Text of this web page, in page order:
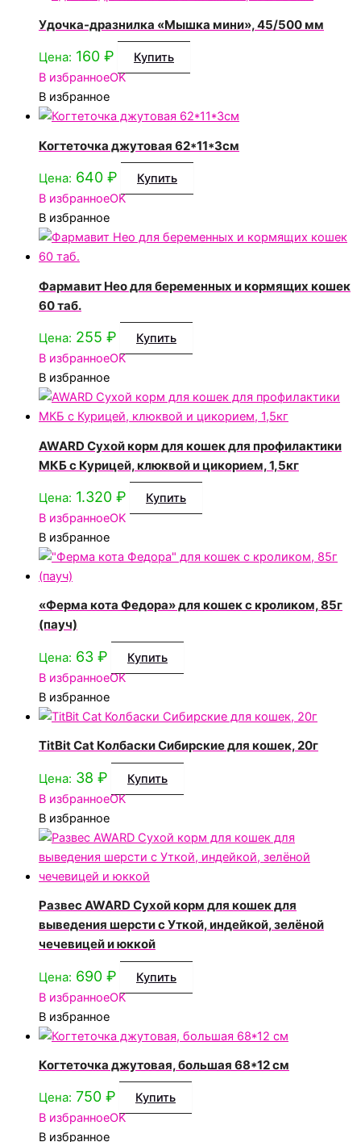
Удочка-дразнилка «Мышка мини», 45/500 мм
Цена: 160 ₽
Купить
В избранноеOK
В избранное
Когтеточка джутовая 62*11*3см
Цена: 640 ₽
Купить
В избранноеOK
В избранное
Фармавит Нео для беременных и кормящих кошек
60 таб.
Цена: 255 ₽
Купить
В избранноеOK
В избранное
AWARD Сухой корм для кошек для профилактики
МКБ с Курицей, клюквой и цикорием, 1,5кг
Цена: 1.320 ₽
Купить
В избранноеOK
В избранное
«Ферма кота Федора» для кошек с кроликом, 85г
(пауч)
Цена: 63 ₽
Купить
В избранноеOK
В избранное
TitBit Cat Колбаски Сибирские для кошек, 20г
Цена: 38 ₽
Купить
В избранноеOK
В избранное
Развес AWARD Сухой корм для кошек для
выведения шерсти с Уткой, индейкой, зелёной
чечевицей и юккой
Цена: 690 ₽
Купить
В избранноеOK
В избранное
Когтеточка джутовая, большая 68*12 см
Цена: 750 ₽
Купить
В избранноеOK
В избранное